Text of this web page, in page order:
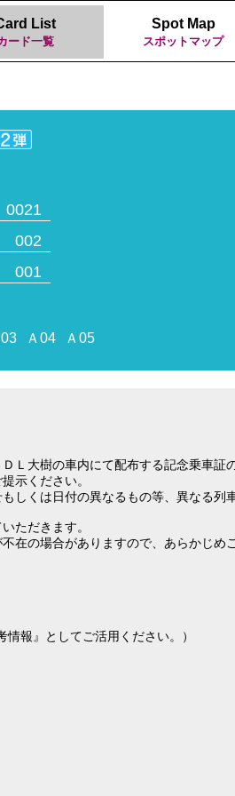
List
ード一覧
Spot Map
スポットマップ
0021
002
001
03 Ａ04 Ａ05
Ｌ大樹の車内にて配布する記念乗車証
示ください。
しくは日付の異なるもの等、異なる列
ただきます。
在の場合がありますので、あらかじめ
情報』としてご活用ください。）